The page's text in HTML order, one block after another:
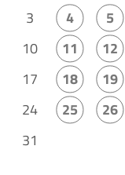
3
4 5
10
11 12
17
18 19
24
25 26
31